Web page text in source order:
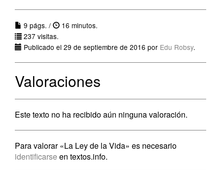
9 págs. /
16 minutos.
237 visitas.
Publicado el 29 de septiembre de 2016 por Edu Robsy.
Valoraciones
Este texto no ha recibido aún ninguna valoración.
Para valorar «La Ley de la Vida» es necesario
identificarse en textos.info.